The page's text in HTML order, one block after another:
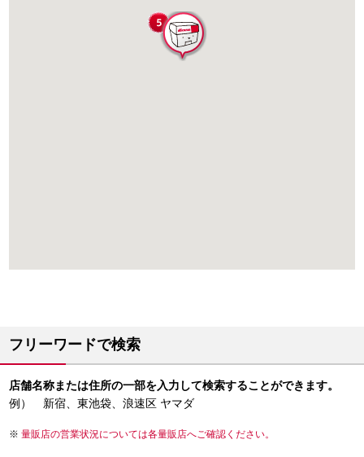
フリーワードで検索
店舗名称または住所の一部を入力して検索することができます。
例） 新宿、東池袋、浪速区 ヤマダ
量販店の営業状況については各量販店へご確認ください。